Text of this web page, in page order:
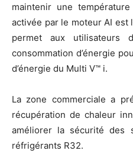
maintenir une
activée par le moteur AI est
permet aux utilisateurs
consommation d’énergie
d’énergie du Multi V™ i.
La zone commerciale a
récupération de chaleur
améliorer la sécurité des
réfrigérants R32.